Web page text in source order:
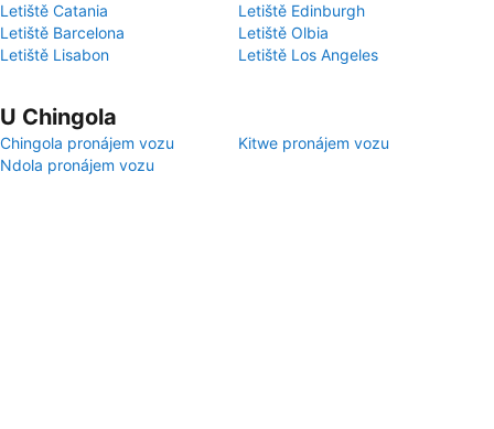
Letiště Catania
Letiště Edinburgh
Letiště Barcelona
Letiště Olbia
Letiště Lisabon
Letiště Los Angeles
U Chingola
Chingola pronájem vozu
Kitwe pronájem vozu
Ndola pronájem vozu